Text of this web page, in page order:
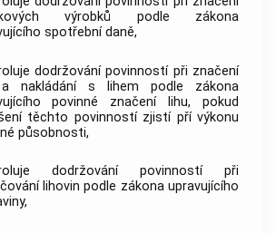
výrobků podle zákona
spotřební daně,
dodržování povinností při značení
nakládání s lihem podle zákona
povinné značení lihu, pokud
těchto povinností zjistí pří výkonu
působnosti,
dodržování povinností při
lihovin podle zákona upravujícího